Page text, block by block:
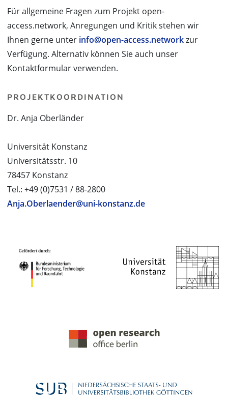
Für allgemeine Fragen zum Projekt open-
access.network, Anregungen und Kritik stehen wir
Ihnen gerne unter info@open-access.networkzur
Verfügung. Alternativ können Sie auch unser
Kontaktformular verwenden.
PROJEKTKOORDINATION
Dr. Anja Oberländer
Universität Konstanz
Universitätsstr. 10
78457 Konstanz
Tel.: +49 (0)7531 / 88-2800
Anja.Oberlaender@uni-konstanz.de